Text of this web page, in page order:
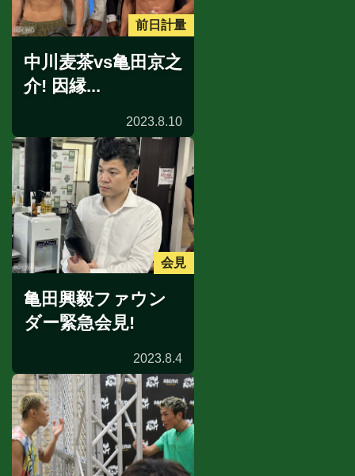
前日計量
中川麦茶vs亀田京之
介! 因縁...
2023.8.10
会見
亀田興毅ファウン
ダー緊急会見!
2023.8.4